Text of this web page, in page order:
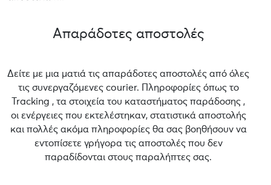
Απαράδοτες αποστολές
Δείτε με μια ματιά τις απαράδοτες αποστολές από όλες
τις συνεργαζόμενες courier. Πληροφορίες όπως το
Tracking , τα στοιχεία του καταστήματος παράδοσης ,
οι ενέργειες που εκτελέστηκαν, στατιστικά αποστολής
και πολλές ακόμα πληροφορίες θα σας βοηθήσουν να
εντοπίσετε γρήγορα τις αποστολές που δεν
παραδίδονται στους παραλήπτες σας.